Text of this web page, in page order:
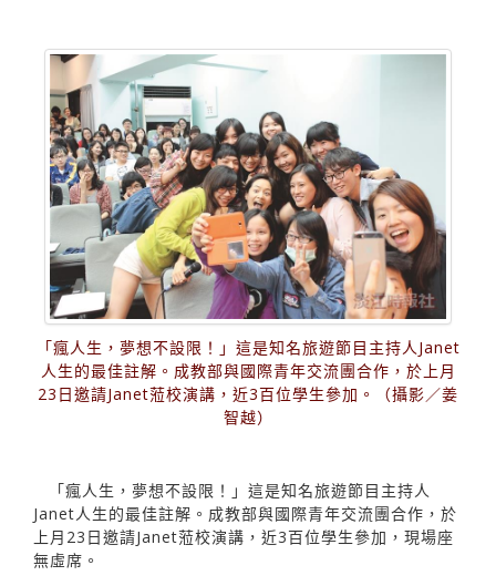
「瘋人生，夢想不設限！」這是知名旅遊節目主持人Janet
人生的最佳註解。成教部與國際青年交流團合作，於上月
23日邀請Janet蒞校演講，近3百位學生參加。（攝影／姜
智越）
「瘋人生，夢想不設限！」這是知名旅遊節目主持人
Janet人生的最佳註解。成教部與國際青年交流團合作，於
上月23日邀請Janet蒞校演講，近3百位學生參加，現場座
無虛席。